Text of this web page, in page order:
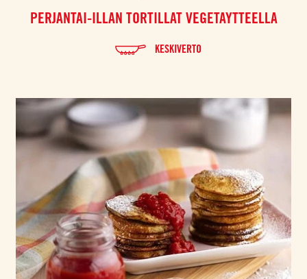
PERJANTAI-ILLAN TORTILLAT VEGETAYTTEELLA
KESKIVERTO